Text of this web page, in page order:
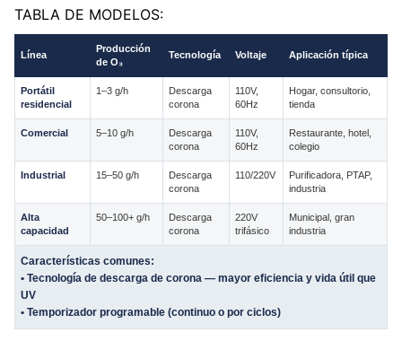
TABLA DE MODELOS:
Línea
Producción
de O₃
Tecnología Voltaje Aplicación típica
Portátil
residencial
1–3 g/h
Descarga
corona
110V,
60Hz
Hogar, consultorio,
tienda
Comercial 5–10 g/h
Descarga
corona
110V,
60Hz
Restaurante, hotel,
colegio
Industrial 15–50 g/h
Descarga
corona
110/220V
Purificadora, PTAP,
industria
Alta
capacidad
50–100+ g/h
Descarga
corona
220V
trifásico
Municipal, gran
industria
Características comunes:
• Tecnología de descarga de corona — mayor eficiencia y vida útil que
UV
• Temporizador programable (continuo o por ciclos)